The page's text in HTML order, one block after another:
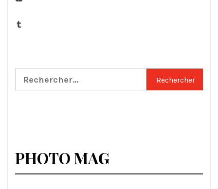
Tumblr
Rechercher :
PHOTO MAG